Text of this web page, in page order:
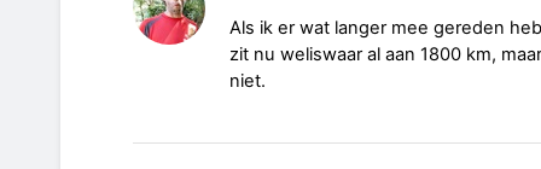
Als ik er wat langer mee gereden
zit nu weliswaar al aan 1800 km,
niet.